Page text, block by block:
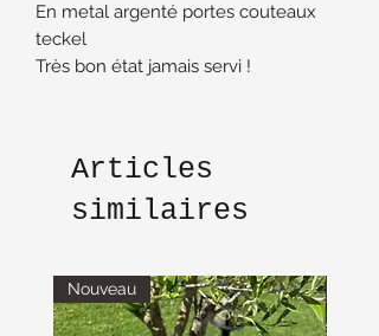
En metal argenté portes couteaux
teckel
Très bon état jamais servi !
Articles
similaires
Nouveau